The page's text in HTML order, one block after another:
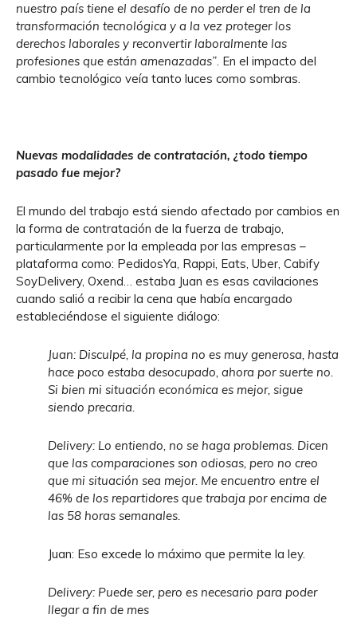
nuestro país tiene el desafío de no perder el tren de la
transformación tecnológica y a la vez proteger los
derechos laborales y reconvertir laboralmente las
profesiones que están amenazadas”. En el impacto del
cambio tecnológico veía tanto luces como sombras.
Nuevas modalidades de contratación, ¿todo tiempo
pasado fue mejor?
El mundo del trabajo está siendo afectado por cambios en
la forma de contratación de la fuerza de trabajo,
particularmente por la empleada por las empresas –
plataforma como: PedidosYa, Rappi, Eats, Uber, Cabify
SoyDelivery, Oxend… estaba Juan es esas cavilaciones
cuando salió a recibir la cena que había encargado
estableciéndose el siguiente diálogo:
Juan: Disculpé, la propina no es muy generosa, hasta
hace poco estaba desocupado, ahora por suerte no.
Si bien mi situación económica es mejor, sigue
siendo precaria.
Delivery: Lo entiendo, no se haga problemas. Dicen
que las comparaciones son odiosas, pero no creo
que mi situación sea mejor. Me encuentro entre el
46% de los repartidores que trabaja por encima de
las 58 horas semanales.
Juan: Eso excede lo máximo que permite la ley.
Delivery: Puede ser, pero es necesario para poder
llegar a fin de mes